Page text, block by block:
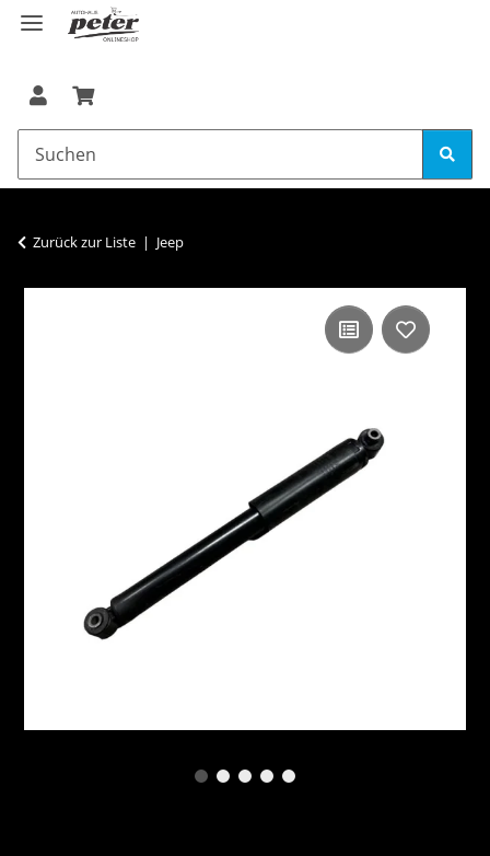
Zurück zur Liste Jeep